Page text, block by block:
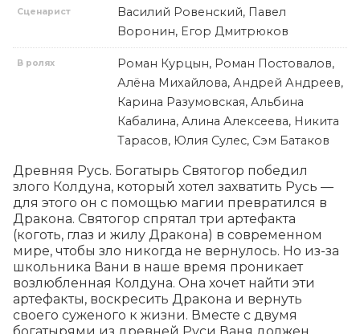
Сценарист
Василий Ровенский, Павел
Воронин, Егор Дмитрюков
В ролях
Роман Курцын, Роман Постовалов,
Алёна Михайлова, Андрей Андреев,
Карина Разумовская, Альбина
Кабалина, Алина Алексеева, Никита
Тарасов, Юлия Сулес, Сэм Батаков
Древняя Русь. Богатырь Святогор победил
злого Колдуна, который хотел захватить Русь —
для этого он с помощью магии превратился в
Дракона. Святогор спрятал три артефакта
(коготь, глаз и жилу Дракона) в современном
мире, чтобы зло никогда не вернулось. Но из-за
школьника Вани в наше время проникает
возлюбленная Колдуна. Она хочет найти эти
артефакты, воскресить Дракона и вернуть
своего суженого к жизни. Вместе с двумя